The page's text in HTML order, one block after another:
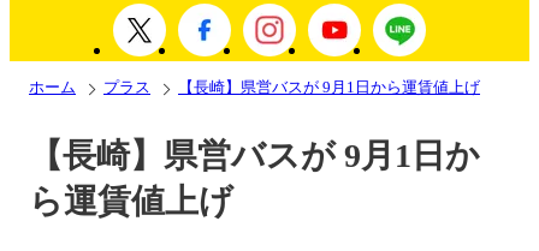
ホーム プラス 【長崎】県営バスが 9月1日から運賃値上げ
【長崎】県営バスが 9月1日か
ら運賃値上げ